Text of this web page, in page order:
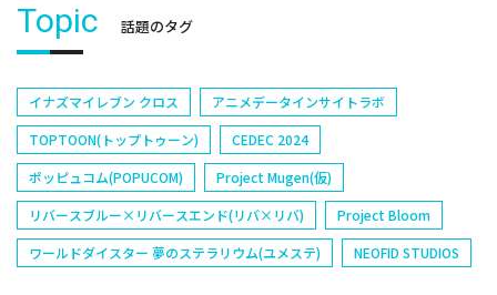
Topic 話題のタグ
イナズマイレブン クロス
アニメデータインサイトラボ
TOPTOON(トップトゥーン)
CEDEC 2024
ポッピュコム(POPUCOM)
Project Mugen(仮)
リバースブルー×リバースエンド(リバ×リバ)
Project Bloom
ワールドダイスター 夢のステラリウム(ユメステ)
NEOFID STUDIOS